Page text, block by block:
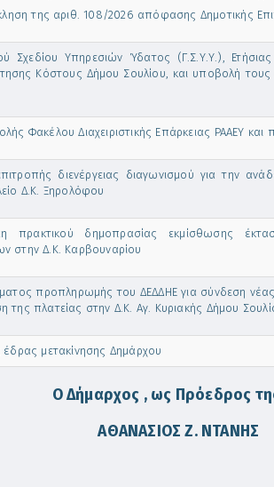
της αριθ. 108/2026 απόφασης Δημοτικής
Σχεδίου Υπηρεσιών Ύδατος (Γ.Σ.Υ.Υ.),
Κόστους Δήμου Σουλίου, και υποβολή τους
Φακέλου Διαχειριστικής Επάρκειας ΡΑΑΕΥ
διενέργειας διαγωνισμού για την
Δ.Κ. Ξηρολόφου
πρακτικού δημοπρασίας εκμίσθωσης
στην Δ.Κ. Καρβουναρίου
προπληρωμής του ΔΕΔΔΗΕ για σύνδεση
της πλατείας στην Δ.Κ. Αγ. Κυριακής Δήμου
έδρας μετακίνησης Δημάρχου
Ο Δήμαρχος , ως Πρόεδρος
ΑΘΑΝΑΣΙΟΣZ. ΝΤΑΝΗΣ